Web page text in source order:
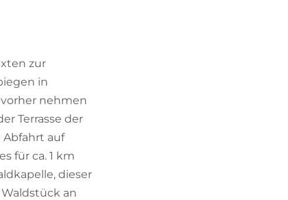
zur
in
nehmen
Terrasse der
auf
für ca. 1 km
dieser
an